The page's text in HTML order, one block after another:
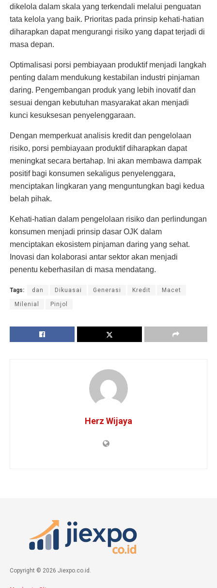
dikelola dalam skala yang terkendali melalui penguatan
tata kelola yang baik. Prioritas pada prinsip kehati-hatian
diharapkan dapat mengurangi risiko yang dapat terjadi di
masa depan.
Optimalisasi porsi pembiayaan produktif menjadi langkah
penting dalam mendukung kestabilan industri pinjaman
daring. Pengembangan produk yang lebih inovatif dan
sesuai dengan kebutuhan masyarakat akan menjadi
kunci kesuksesan penyelenggaraan.
Dengan memperkuat analisis kredit dan pengelolaan
risiko, porsi pembiayaan produktif diharapkan dapat
meningkat secara bertahap. Ini akan membawa dampak
positif bagi konsumen sekaligus penyelenggara,
menciptakan lingkaran yang menguntungkan bagi kedua
belah pihak.
Kehati-hatian dalam pengelolaan risiko dan perlindungan
konsumen menjadi prinsip dasar OJK dalam
menciptakan ekosistem pinjaman daring yang sehat.
Inovasi dan kolaborasi antar sektor akan menjadi
penentu keberhasilan di masa mendatang.
Tags: dan Dikuasai Generasi Kredit Macet
Milenial Pinjol
Herz Wijaya
Copyright © 2026 Jiexpo.co.id.